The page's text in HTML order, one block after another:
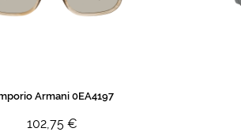
Armani 0EA4197
102,75 €